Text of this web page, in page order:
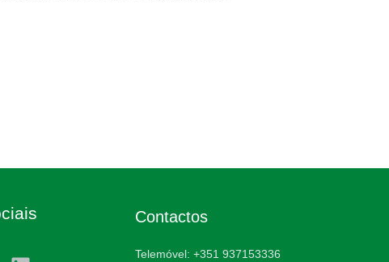
Contactos
Telemóvel: +351 937153336